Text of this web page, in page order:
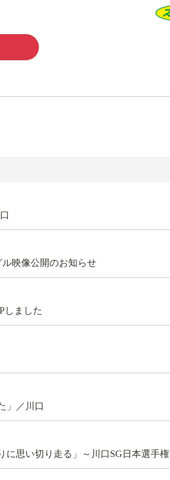
映像公開のお知らせ
しました
」／川口
に思い切り走る」～川口SG日本選手権